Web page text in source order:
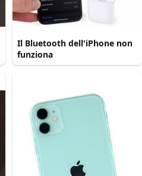
Il Bluetooth dell'iPhone non
funziona